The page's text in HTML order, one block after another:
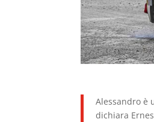
Alessandro è
dichiara